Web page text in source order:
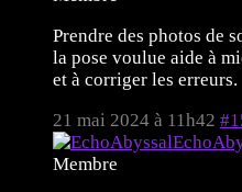
Prendre des photos de
la pose voulue aide à
et à corriger les erreurs.
21 mai 2024 à 11h42
Membre